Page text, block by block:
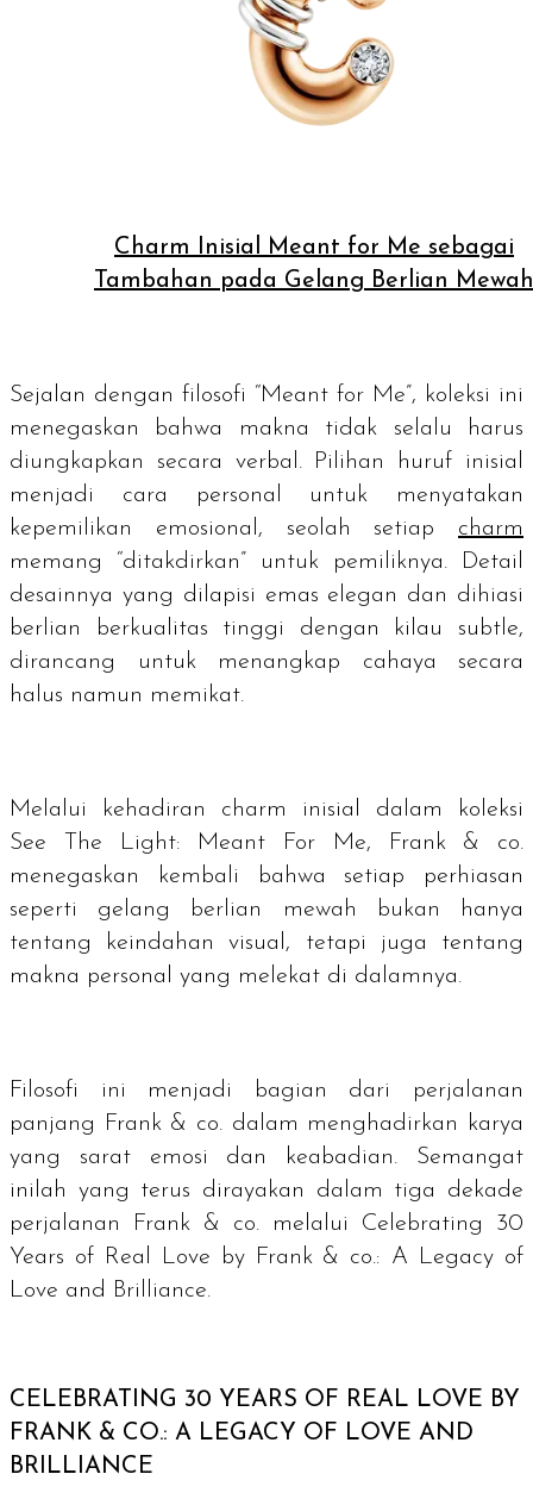
Charm Inisial Meant for Me sebagai
Tambahan pada Gelang Berlian Mewah
Sejalan dengan filosofi “Meant for Me”, koleksi ini
menegaskan bahwa makna tidak selalu harus
diungkapkan secara verbal. Pilihan huruf inisial
menjadi cara personal untuk menyatakan
kepemilikan emosional, seolah setiap charm
memang “ditakdirkan” untuk pemiliknya. Detail
desainnya yang dilapisi emas elegan dan dihiasi
berlian berkualitas tinggi dengan kilau subtle,
dirancang untuk menangkap cahaya secara
halus namun memikat.
Melalui kehadiran charm inisial dalam koleksi
See The Light: Meant For Me, Frank & co.
menegaskan kembali bahwa setiap perhiasan
seperti gelang berlian mewah bukan hanya
tentang keindahan visual, tetapi juga tentang
makna personal yang melekat di dalamnya.
Filosofi ini menjadi bagian dari perjalanan
panjang Frank & co. dalam menghadirkan karya
yang sarat emosi dan keabadian. Semangat
inilah yang terus dirayakan dalam tiga dekade
perjalanan Frank & co. melalui Celebrating 30
Years of Real Love by Frank & co.: A Legacy of
Love and Brilliance.
CELEBRATING 30 YEARS OF REAL LOVE BY
FRANK & CO.: A LEGACY OF LOVE AND
BRILLIANCE